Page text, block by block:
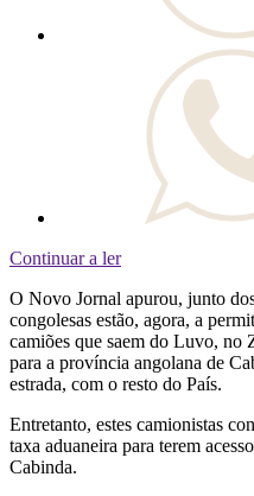
Continuar a ler
O Novo Jornal apurou, junto
congolesas estão, agora, a
camiões que saem do Luvo, no
para a província angolana de
estrada, com o resto do País.
Entretanto, estes camionistas
taxa aduaneira para terem
Cabinda.